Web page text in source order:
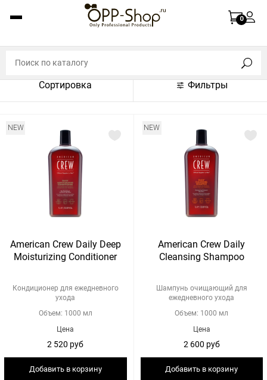
0
Сортировка Фильтры
По названию (A-Z)
По цене (по возрастанию)
По цене (по убыванию)
По популярности (по убыванию)
120
NEW
American Crew Daily Deep
Moisturizing Conditioner
Кондиционер для ежедневного
ухода
Объем: 1000 мл
Цена
2 520 руб
Добавить в корзину
NEW
American Crew Daily
Cleansing Shampoo
Шампунь очищающий для
ежедневного ухода
Объем: 1000 мл
Цена
2 600 руб
Добавить в корзину